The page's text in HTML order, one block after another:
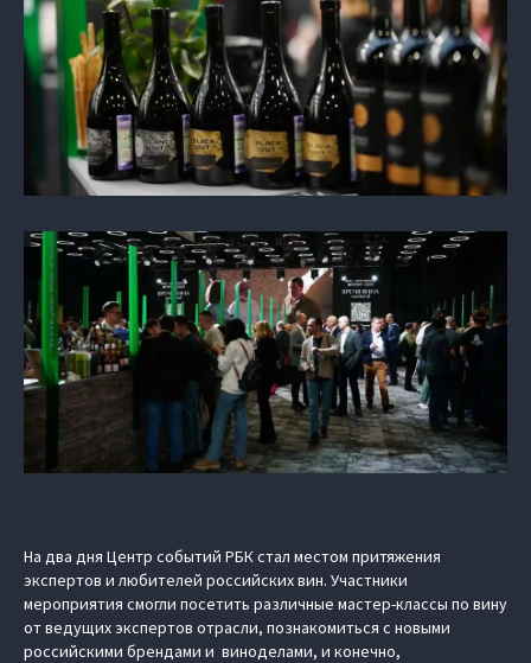
На два дня Центр событий РБК стал местом притяжения
экспертов и любителей российских вин. Участники
мероприятия смогли посетить различные мастер-классы по вину
от ведущих экспертов отрасли, познакомиться с новыми
российскими брендами и виноделами, и конечно,